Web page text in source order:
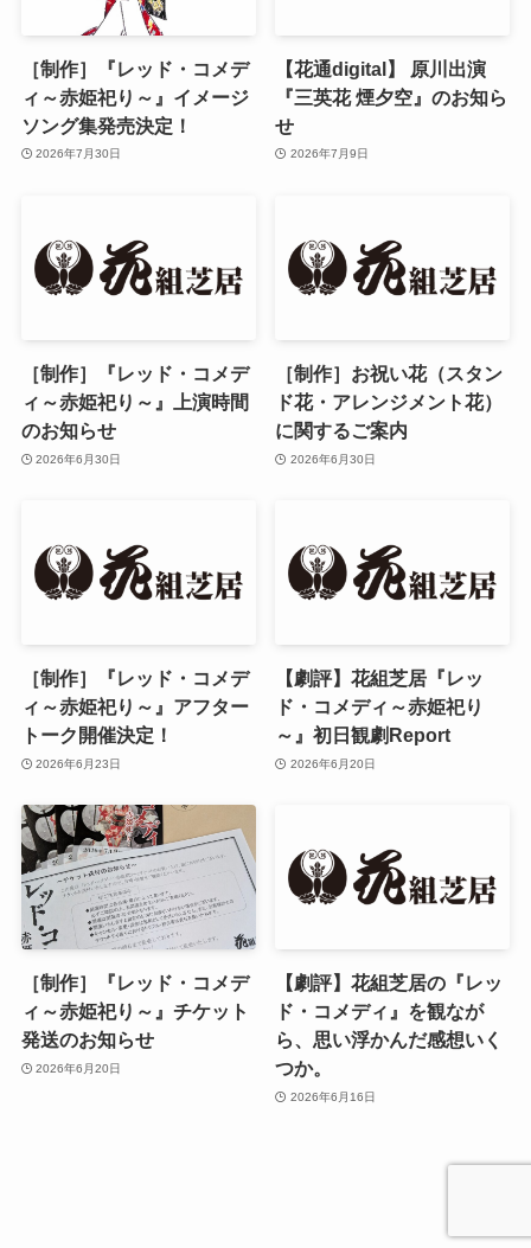
［制作］『レッド・コメデ
ィ～赤姫祀り～』イメージ
ソング集発売決定！
2026年7月30日
【花通digital】 原川出演
『三英花 煙夕空』のお知ら
せ
2026年7月9日
［制作］『レッド・コメデ
ィ～赤姫祀り～』上演時間
のお知らせ
2026年6月30日
［制作］お祝い花（スタン
ド花・アレンジメント花）
に関するご案内
2026年6月30日
［制作］『レッド・コメデ
ィ～赤姫祀り～』アフター
トーク開催決定！
2026年6月23日
【劇評】花組芝居『レッ
ド・コメディ～赤姫祀り
～』初日観劇Report
2026年6月20日
［制作］『レッド・コメデ
ィ～赤姫祀り～』チケット
発送のお知らせ
2026年6月20日
【劇評】花組芝居の『レッ
ド・コメディ』を観なが
ら、思い浮かんだ感想いく
つか。
2026年6月16日